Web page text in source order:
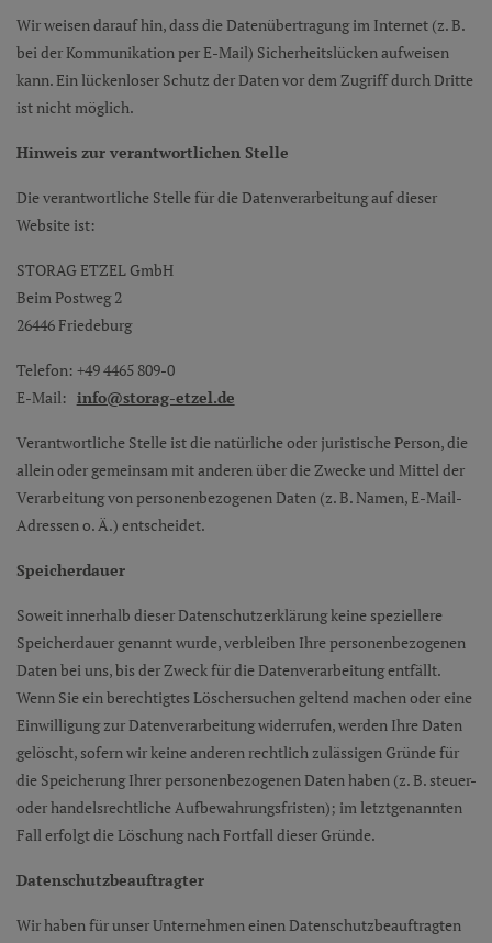
Wir weisen darauf hin, dass die Datenübertragung im Internet (z. B.
bei der Kommunikation per E-Mail) Sicherheitslücken aufweisen
kann. Ein lückenloser Schutz der Daten vor dem Zugriff durch Dritte
ist nicht möglich.
Hinweis zur verantwortlichen Stelle
Die verantwortliche Stelle für die Datenverarbeitung auf dieser
Website ist:
STORAG ETZEL GmbH
Beim Postweg 2
26446 Friedeburg
Telefon: +49 4465 809-0
E-Mail: info@storag-etzel.de
Verantwortliche Stelle ist die natürliche oder juristische Person, die
allein oder gemeinsam mit anderen über die Zwecke und Mittel der
Verarbeitung von personenbezogenen Daten (z. B. Namen, E-Mail-
Adressen o. Ä.) entscheidet.
Speicherdauer
Soweit innerhalb dieser Datenschutzerklärung keine speziellere
Speicherdauer genannt wurde, verbleiben Ihre personenbezogenen
Daten bei uns, bis der Zweck für die Datenverarbeitung entfällt.
Wenn Sie ein berechtigtes Löschersuchen geltend machen oder eine
Einwilligung zur Datenverarbeitung widerrufen, werden Ihre Daten
gelöscht, sofern wir keine anderen rechtlich zulässigen Gründe für
die Speicherung Ihrer personenbezogenen Daten haben (z. B. steuer-
oder handelsrechtliche Aufbewahrungsfristen); im letztgenannten
Fall erfolgt die Löschung nach Fortfall dieser Gründe.
Datenschutz­beauftragter
Wir haben für unser Unternehmen einen Datenschutzbeauftragten